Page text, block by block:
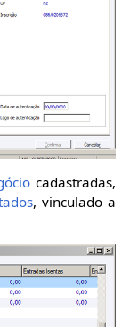
cadastradas,
, vinculado a